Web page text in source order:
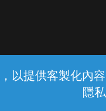
以提供客製化內
隱